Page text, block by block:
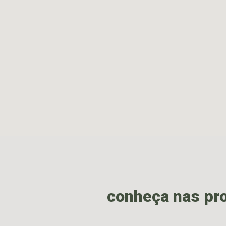
conheça nas